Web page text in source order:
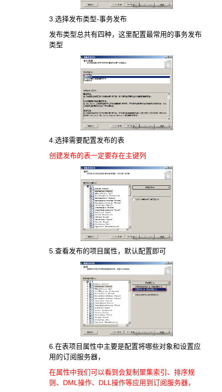
3.选择发布类型-事务发布
发布类型总共有四种，这里配置最常用的事务发布
类型
4.选择需要配置发布的表
创建发布的表一定要存在主键列
5.查看发布的项目属性，默认配置即可
6.在表项目属性中主要是配置将哪些对象和设置应
用的订阅服务器，
在属性中我们可以看到会复制聚集索引、排序规
则、DML操作、DLL操作等应用到订阅服务器，